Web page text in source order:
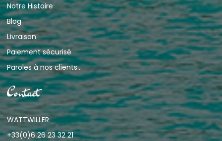
Notre Histoire
Blog
Livraison
Paiement sécurisé
Paroles à nos clients...
Contact
WATTWILLER
+33(0)6 26 23 32 21